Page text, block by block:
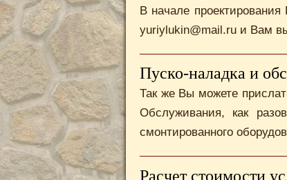
В начале
yuriylukin@mail.ru и Вам
Пуско-наладка и
Так же Вы можете
Обслуживания, как
смонтированного
Расчет стоимости